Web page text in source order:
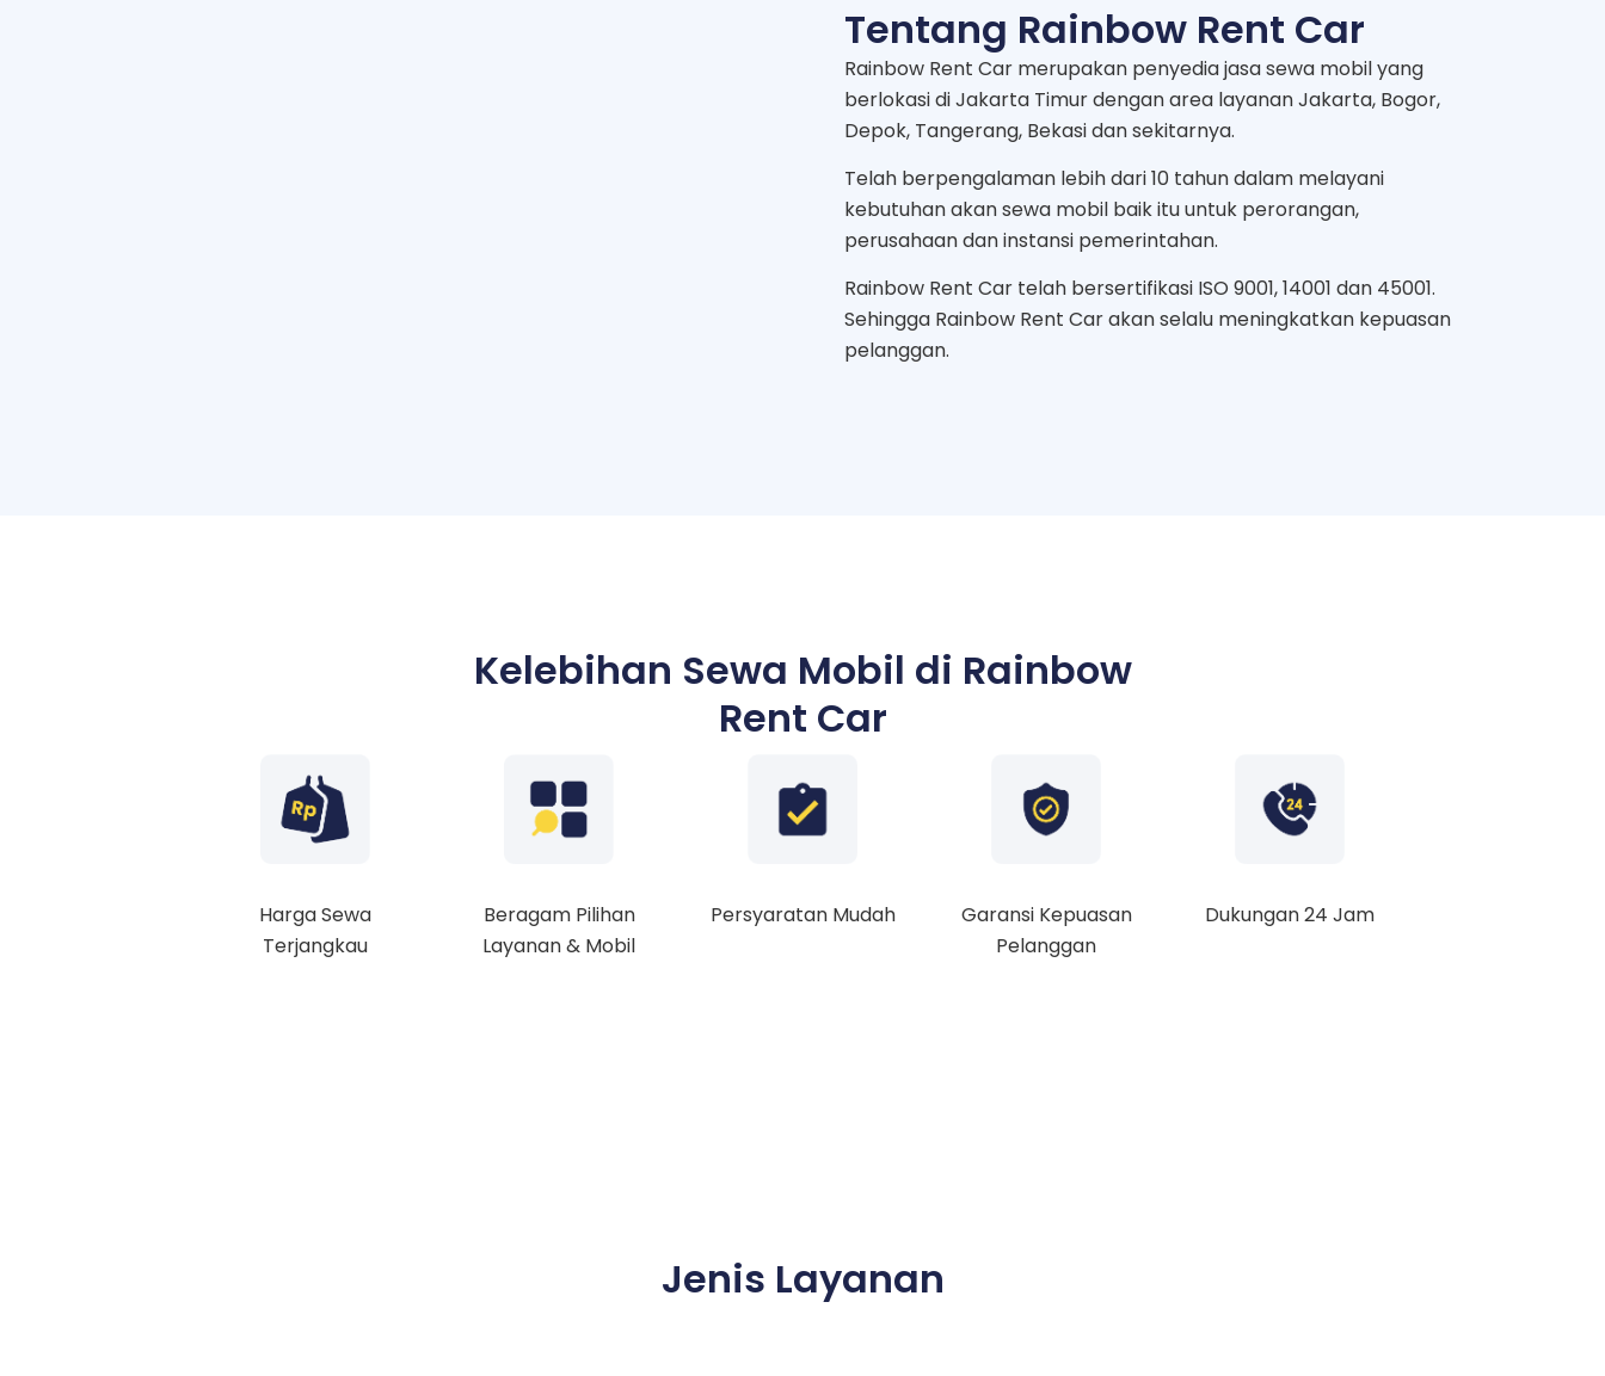
Tentang Rainbow Rent Car
Rainbow Rent Car merupakan penyedia jasa sewa mobil yang
berlokasi di Jakarta Timur dengan area layanan Jakarta, Bogor,
Depok, Tangerang, Bekasi dan sekitarnya.
Telah berpengalaman lebih dari 10 tahun dalam melayani
kebutuhan akan sewa mobil baik itu untuk perorangan,
perusahaan dan instansi pemerintahan.
Rainbow Rent Car telah bersertifikasi ISO 9001, 14001 dan 45001.
Sehingga Rainbow Rent Car akan selalu meningkatkan kepuasan
pelanggan.
Kelebihan Sewa Mobil di Rainbow
Rent Car
Harga Sewa
Terjangkau
Beragam Pilihan
Layanan & Mobil
Persyaratan Mudah
Garansi Kepuasan
Pelanggan
Dukungan 24 Jam
Jenis Layanan